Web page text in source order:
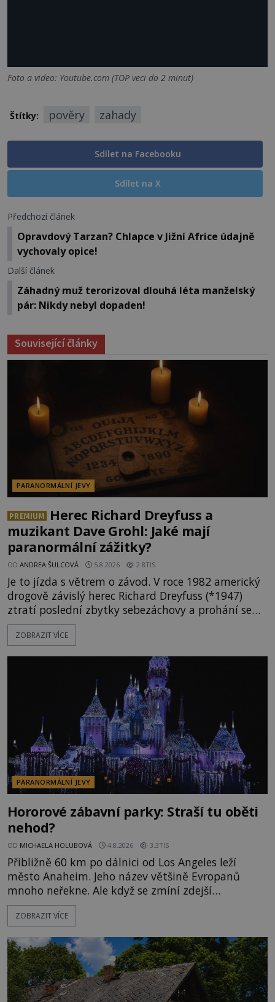
Foto a video: Youtube.com (TOP veci do 2 minut)
Štítky: pověry zahady
Sdílet na Facebooku
Sdílet na X
Předchozí článek
Opravdový Tarzan? Chlapce v Jižní Africe údajně
vychovaly opice!
Další článek
Záhadný muž terorizoval dlouhá léta manželský
pár: Nikdy nebyl dopaden!
Související články
PARANORMÁLNÍ JEVY
PREMIUM
Herec Richard Dreyfuss a
muzikant Dave Grohl: Jaké mají
paranormální zážitky?
OD ANDREA ŠULCOVÁ 5.8.2026 2.8TIS
Je to jízda s větrem o závod. V roce 1982 americký
drogově závislý herec Richard Dreyfuss (*1947)
ztratí poslední zbytky sebezáchovy a prohání se
po silnicích ve svém mercedesu jako utržený ze
řetězu. Vše vyvrcholí katastrofou, když to Dreyfuss
následně nalezne schovaný kokain. Tímto
momentem se slavnému
ZOBRAZIT VÍCE
PARANORMÁLNÍ JEVY
Hororové zábavní parky: Straší tu oběti
nehod?
OD MICHAELA HOLUBOVÁ 4.8.2026 3.3TIS
Přibližně 60 km po dálnici od Los Angeles leží
město Anaheim. Jeho název většině Evropanů
mnoho neřekne. Ale když se zmíní zdejší
Disneyland, je hned jasno. Zábavní park vyroste na
poklidném místě bývalého sadu pomerančovníků.
kolem 17 000 000 zábavychtivých lidí ročně. A ač je
velká snaha to utajit, někteří z
ZOBRAZIT VÍCE